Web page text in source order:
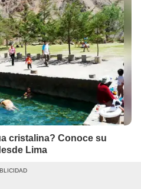
cristalina? Conoce su
Lima